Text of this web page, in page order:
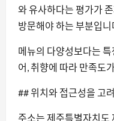
와 유사하다는 평가가
방문해야 하는 부분입니
메뉴의 다양성보다는
어, 취향에 따라 만족도
## 위치와 접근성을 고
주소는 제주특별자치도